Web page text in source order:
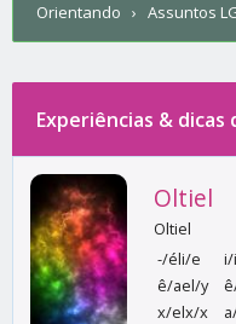
Orientando › Assuntos
Experiências & dicas
Oltiel
Oltiel
-/éli/e
ê/ael/y
x/elx/x